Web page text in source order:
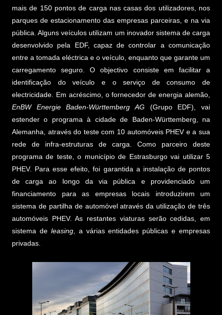
mais de 150 pontos de carga nas casas dos utilizadores, nos
parques de estacionamento das empresas parceiras, e na via
pública. Alguns veículos utilizam um inovador sistema de carga
desenvolvido pela EDF, capaz de controlar a comunicação
entre a tomada eléctrica e o veículo, enquanto que garante um
carregamento seguro. O objectivo consiste em facilitar a
identificação do veículo e o serviço de consumo de
electricidade. Em acréscimo, o fornecedor de energia alemão,
EnBW Energie Baden-Württemberg AG (Grupo EDF), vai
estender o programa à cidade de Baden-Württemberg, na
Alemanha, através do teste com 10 automóveis PHEV e a sua
rede de infra-estruturas de carga. Como parceiro deste
programa de teste, o município de Estrasburgo vai utilizar 5
PHEV. Para esse efeito, foi garantida a instalação de pontos
de carga ao longo da via pública e providenciado um
financiamento para as empresas locais introduzirem um
sistema de partilha de automóvel através da utilização de três
automóveis PHEV. As restantes viaturas serão cedidas, em
sistema deleasing, a várias entidades públicas e empresas
privadas.